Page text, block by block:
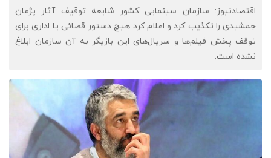
اقتصادنیوز: سازمان سینمایی کشور شایعه توقیف آثار پژمان
جمشیدی را تکذیب کرد و اعلام کرد هیچ دستور قضائی یا اداری برای
توقف پخش فیلم‌ها و سریال‌های این بازیگر به آن سازمان ابلاغ
نشده است.